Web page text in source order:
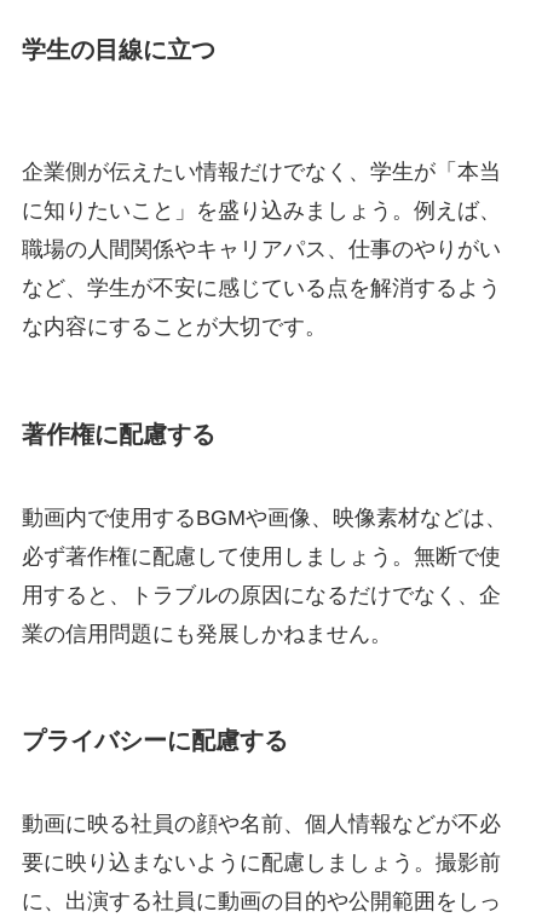
学生の目線に立つ
企業側が伝えたい情報だけでなく、学生が「本当
に知りたいこと」を盛り込みましょう。例えば、
職場の人間関係やキャリアパス、仕事のやりがい
など、学生が不安に感じている点を解消するよう
な内容にすることが大切です。
著作権に配慮する
動画内で使用するBGMや画像、映像素材などは、
必ず著作権に配慮して使用しましょう。無断で使
用すると、トラブルの原因になるだけでなく、企
業の信用問題にも発展しかねません。
プライバシーに配慮する
動画に映る社員の顔や名前、個人情報などが不必
要に映り込まないように配慮しましょう。撮影前
に、出演する社員に動画の目的や公開範囲をしっ